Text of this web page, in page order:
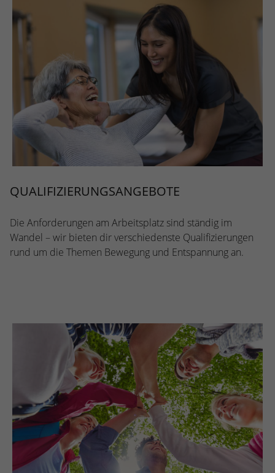
QUALIFIZIERUNGSANGEBOTE
Die Anforderungen am Arbeitsplatz sind ständig im
Wandel – wir bieten dir verschiedenste Qualifizierungen
rund um die Themen Bewegung und Entspannung an.